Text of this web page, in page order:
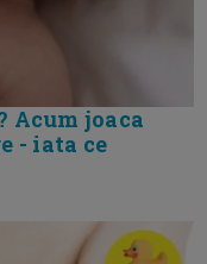
Acum joaca
- iata ce